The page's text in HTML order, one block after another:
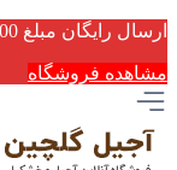
ارسال رایگان مبلغ 2500+ یا مقصدشاهین شهر
مشاهده فروشگاه